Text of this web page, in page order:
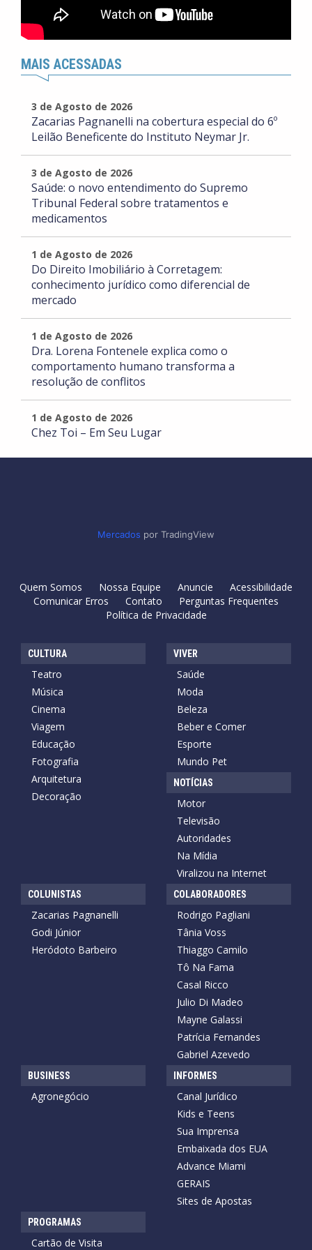
MAIS ACESSADAS
3 de Agosto de 2026
Zacarias Pagnanelli na cobertura especial do 6º
Leilão Beneficente do Instituto Neymar Jr.
3 de Agosto de 2026
Saúde: o novo entendimento do Supremo
Tribunal Federal sobre tratamentos e
medicamentos
1 de Agosto de 2026
Do Direito Imobiliário à Corretagem:
conhecimento jurídico como diferencial de
mercado
1 de Agosto de 2026
Dra. Lorena Fontenele explica como o
comportamento humano transforma a
resolução de conflitos
1 de Agosto de 2026
Chez Toi – Em Seu Lugar
Mercados por TradingView
Quem Somos Nossa Equipe Anuncie
Acessibilidade
Comunicar Erros
Contato
Perguntas Frequentes
Política de Privacidade
CULTURA
Teatro
Música
Cinema
Viagem
Educação
Fotografia
Arquitetura
Decoração
VIVER
Saúde
Moda
Beleza
Beber e Comer
Esporte
Mundo Pet
NOTÍCIAS
Motor
Televisão
Autoridades
Na Mídia
Viralizou na Internet
COLUNISTAS
Zacarias Pagnanelli
Godi Júnior
Heródoto Barbeiro
COLABORADORES
Rodrigo Pagliani
Tânia Voss
Thiaggo Camilo
Tô Na Fama
Casal Ricco
Julio Di Madeo
Mayne Galassi
Patrícia Fernandes
Gabriel Azevedo
BUSINESS
Agronegócio
INFORMES
Canal Jurídico
Kids e Teens
Sua Imprensa
Embaixada dos EUA
Advance Miami
GERAIS
Sites de Apostas
PROGRAMAS
Cartão de Visita